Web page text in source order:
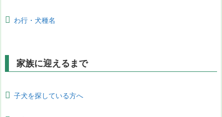
わ行・犬種名
家族に迎えるまで
子犬を探している方へ